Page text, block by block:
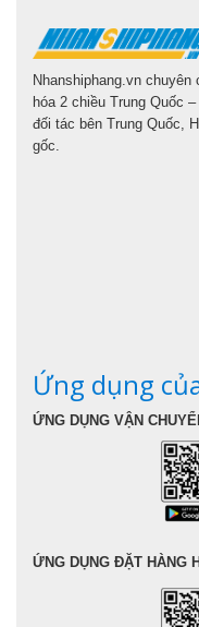
Nhanshiphang.vn
hóa 2 chiều Trung Quốc
đối tác bên Trung Quốc,
gốc.
Ứng dụng
ỨNG DỤNG VẬN
ỨNG DỤNG ĐẶT HÀNG